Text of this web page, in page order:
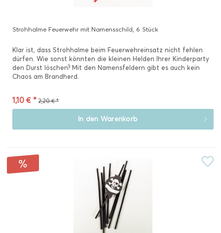
Strohhalme Feuerwehr mit Namensschild, 6 Stück
Klar ist, dass Strohhalme beim Feuerwehreinsatz nicht fehlen
dürfen. Wie sonst könnten die kleinen Helden Ihrer Kinderparty
den Durst löschen? Mit den Namensfeldern gibt es auch kein
Chaos am Brandherd.
1,10 € * 2,20 € *
In den Warenkorb